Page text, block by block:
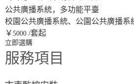
公共廣播系統，多功能平臺
校園公共廣播系統、公園公共廣播
￥ 5000 /套起
立即選購
服務項目